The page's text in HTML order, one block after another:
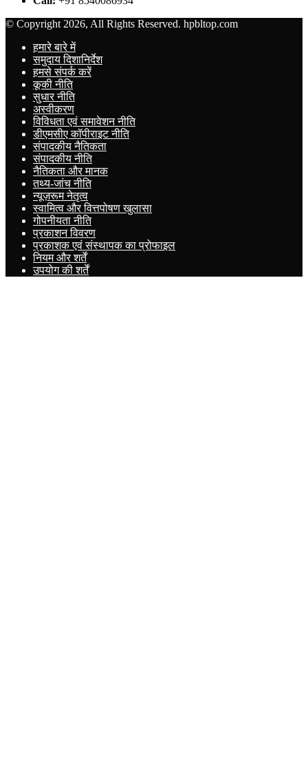
© Copyright 2026, All Rights Reserved. hpbltop.com
हमारे बारे में
समुदाय दिशानिर्देश
हमसे संपर्क करें
कूकी नीति
सुधार नीति
अस्वीकरण
विविधता एवं समावेशन नीति
डीएमसीए कॉपीराइट नीति
संपादकीय नैतिकता
संपादकीय नीति
नैतिकता और मानक
तथ्य-जांच नीति
न्यूज़रूम नेतृत्व
स्वामित्व और वित्तपोषण खुलासा
गोपनीयता नीति
प्रकाशन विवरण
प्रकाशक एवं संस्थापक का प्रोफाइल
नियम और शर्तें
उपयोग की शर्तें